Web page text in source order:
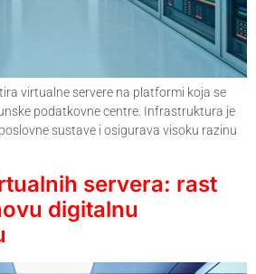
virtualne servere na platformi koja se
podatkovne centre. Infrastruktura je
sustave i osigurava visoku razinu
servera: rast
digitalnu